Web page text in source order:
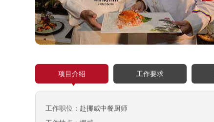
项目介绍 工作要求
工作职位：赴挪威中餐厨师